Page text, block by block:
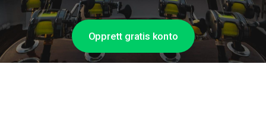
Opprett gratis konto